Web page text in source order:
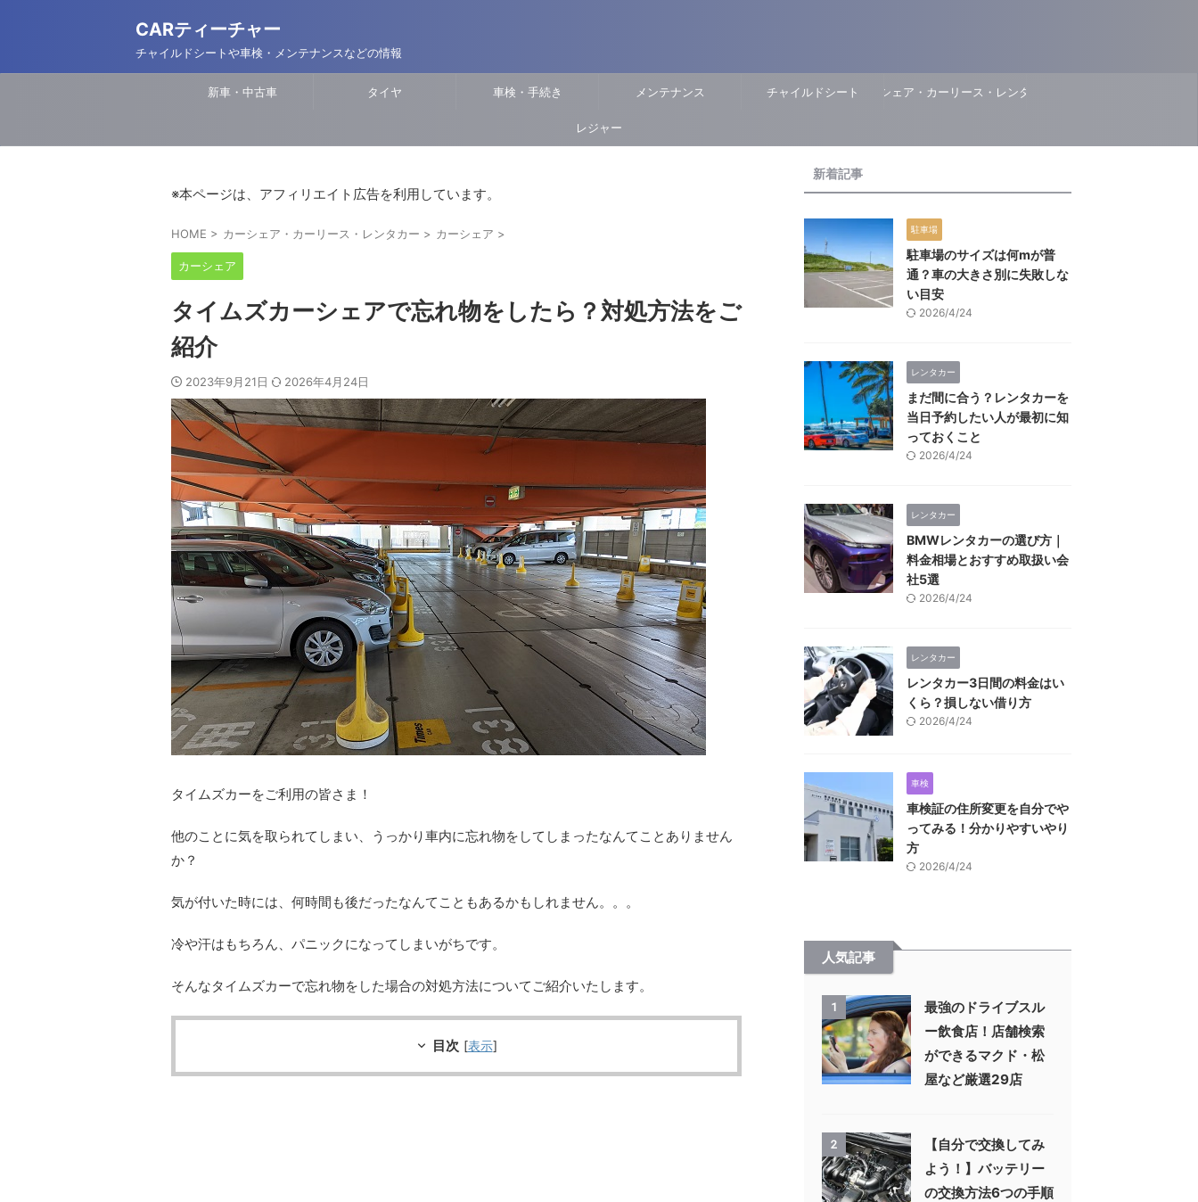
CARティーチャー
チャイルドシートや車検・メンテナンスなどの情報
新車・中古車 タイヤ 車検・手続き メンテナンス チャイルドシート カーシェア・カーリース・レンタカー
レジャー
※本ページは、アフィリエイト広告を利用しています。
HOME > カーシェア・カーリース・レンタカー > カーシェア >
カーシェア
タイムズカーシェアで忘れ物をしたら？対処方法をご
紹介
2023年9月21日 2026年4月24日
タイムズカーをご利用の皆さま！
他のことに気を取られてしまい、うっかり車内に忘れ物をしてしまったなんてことありません
か？
気が付いた時には、何時間も後だったなんてこともあるかもしれません。。。
冷や汗はもちろん、パニックになってしまいがちです。
そんなタイムズカーで忘れ物をした場合の対処方法についてご紹介いたします。
目次 [表示]
新着記事
駐車場
駐車場のサイズは何mが普
通？車の大きさ別に失敗しな
い目安
2026/4/24
レンタカー
まだ間に合う？レンタカーを
当日予約したい人が最初に知
っておくこと
2026/4/24
レンタカー
BMWレンタカーの選び方｜
料金相場とおすすめ取扱い会
社5選
2026/4/24
レンタカー
レンタカー3日間の料金はい
くら？損しない借り方
2026/4/24
車検
車検証の住所変更を自分でや
ってみる！分かりやすいやり
方
2026/4/24
人気記事
1
最強のドライブスル
ー飲食店！店舗検索
ができるマクド・松
屋など厳選29店
2
【自分で交換してみ
よう！】バッテリー
の交換方法6つの手順